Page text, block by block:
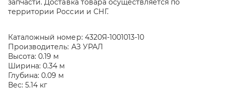
запчасти. Доставка товара осуществляется по
территории России и СНГ.
Каталожный номер: 4320Я-1001013-10
Производитель: АЗ УРАЛ
Высота: 0.19 м
Ширина: 0.34 м
Глубина: 0.09 м
Вес: 5.14 кг